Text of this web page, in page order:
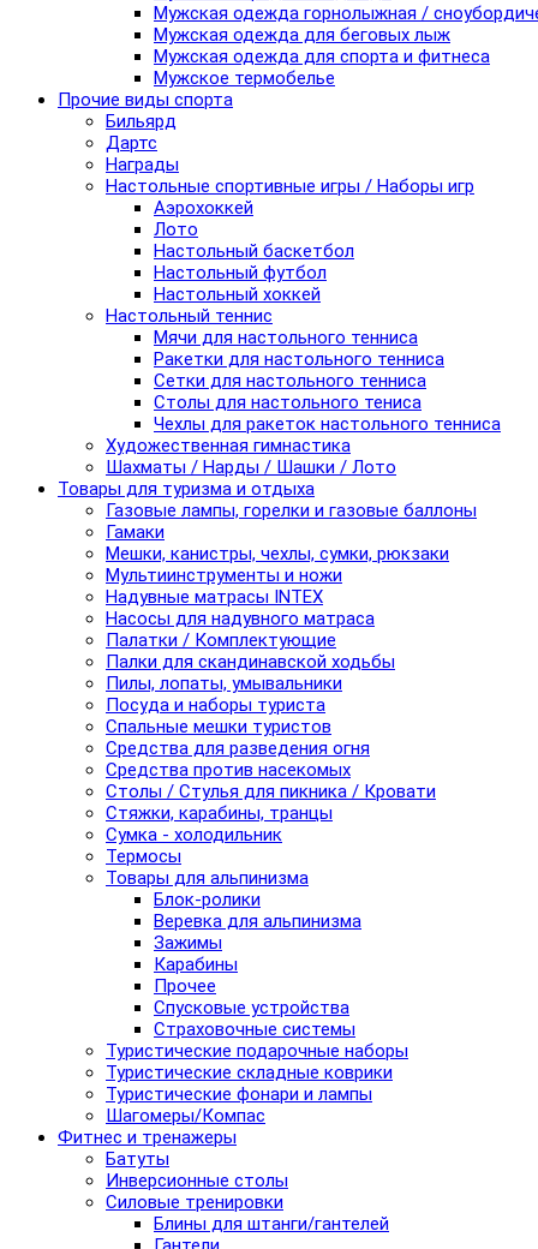
Мужская одежда горнолыжная /
Мужская одежда для беговых лыж
Мужская одежда для спорта и фитнеса
Мужское термобелье
Прочие виды спорта
Бильярд
Дартс
Награды
Настольные спортивные игры / Наборы игр
Аэрохоккей
Лото
Настольный баскетбол
Настольный футбол
Настольный хоккей
Настольный теннис
Мячи для настольного тенниса
Ракетки для настольного тенниса
Сетки для настольного тенниса
Столы для настольного тениса
Чехлы для ракеток настольного тенниса
Художественная гимнастика
Шахматы / Нарды / Шашки / Лото
Товары для туризма и отдыха
Газовые лампы, горелки и газовые баллоны
Гамаки
Мешки, канистры, чехлы, сумки, рюкзаки
Мультиинструменты и ножи
Надувные матрасы INTEX
Насосы для надувного матраса
Палатки / Комплектующие
Палки для скандинавской ходьбы
Пилы, лопаты, умывальники
Посуда и наборы туриста
Спальные мешки туристов
Средства для разведения огня
Средства против насекомых
Столы / Стулья для пикника / Кровати
Стяжки, карабины, транцы
Сумка - холодильник
Термосы
Товары для альпинизма
Блок-ролики
Веревка для альпинизма
Зажимы
Карабины
Прочее
Спусковые устройства
Страховочные системы
Туристические подарочные наборы
Туристические складные коврики
Туристические фонари и лампы
Шагомеры/Компас
Фитнес и тренажеры
Батуты
Инверсионные столы
Силовые тренировки
Блины для штанги/гантелей